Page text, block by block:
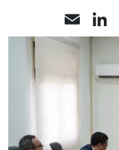
LinkedIn